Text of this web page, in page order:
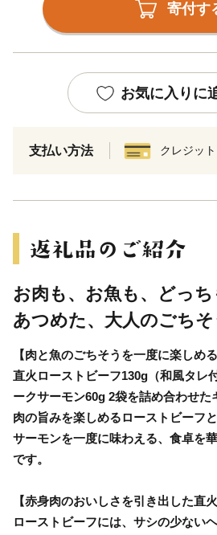
寄付す
お気に入りに
支払い方法 クレジッ
お肉も、お魚も、どっ
あつめた、大人のごちそ
【肉と魚のごちそうを一度に楽しめ
直火ローストビーフ130g（和風タレ
ークサーモン60g 2袋を詰め合わせ
肉の旨みを楽しめるローストビーフ
サーモンを一度に味わえる、食卓を
です。
【赤身肉のおいしさを引き出した直
ローストビーフには、サシの少ない